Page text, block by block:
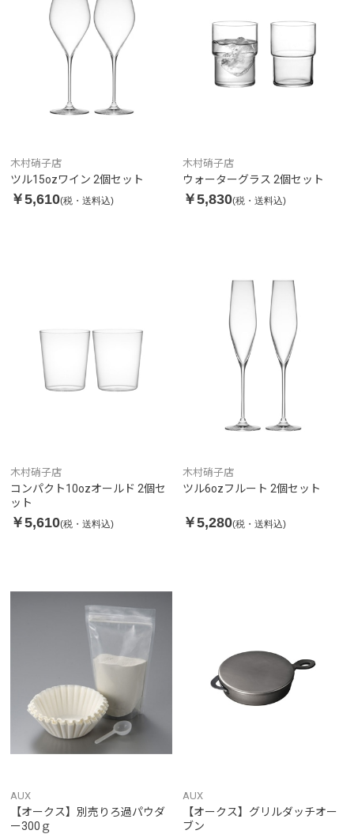
木村硝子店
ツル15ozワイン 2個セット
￥5,610(税・送料込)
木村硝子店
ウォーターグラス 2個セット
￥5,830(税・送料込)
木村硝子店
コンパクト10ozオールド 2個セ
ット
￥5,610(税・送料込)
木村硝子店
ツル6ozフルート 2個セット
￥5,280(税・送料込)
AUX
【オークス】別売りろ過パウダ
ー300ｇ
AUX
【オークス】グリルダッチオー
ブン